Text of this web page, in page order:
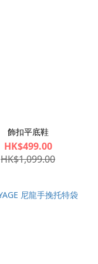
飾扣平底鞋
HK$499.00
HK$1,099.00